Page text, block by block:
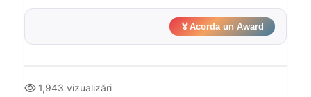
🏅Acorda un Award
1,943 vizualizări